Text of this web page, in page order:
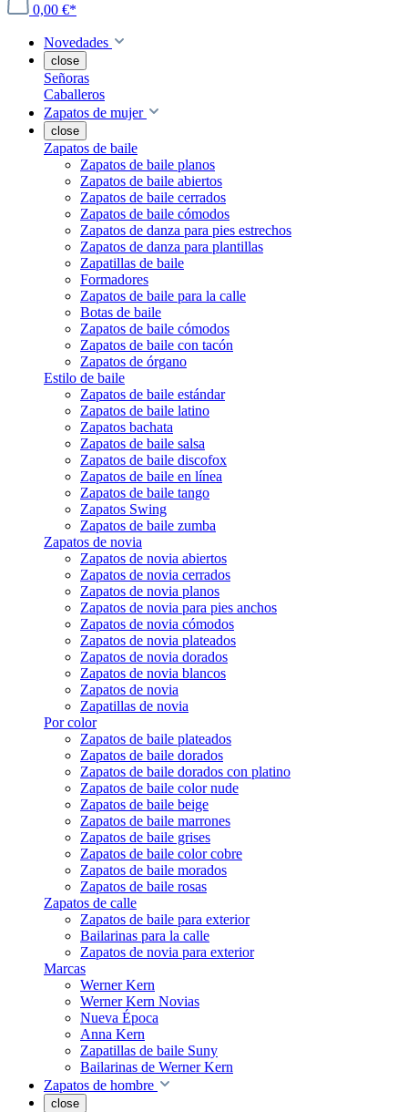
0,00 €*
Novedades
close
Señoras
Caballeros
Zapatos de mujer
close
Zapatos de baile
Zapatos de baile planos
Zapatos de baile abiertos
Zapatos de baile cerrados
Zapatos de baile cómodos
Zapatos de danza para pies estrechos
Zapatos de danza para plantillas
Zapatillas de baile
Formadores
Zapatos de baile para la calle
Botas de baile
Zapatos de baile cómodos
Zapatos de baile con tacón
Zapatos de órgano
Estilo de baile
Zapatos de baile estándar
Zapatos de baile latino
Zapatos bachata
Zapatos de baile salsa
Zapatos de baile discofox
Zapatos de baile en línea
Zapatos de baile tango
Zapatos Swing
Zapatos de baile zumba
Zapatos de novia
Zapatos de novia abiertos
Zapatos de novia cerrados
Zapatos de novia planos
Zapatos de novia para pies anchos
Zapatos de novia cómodos
Zapatos de novia plateados
Zapatos de novia dorados
Zapatos de novia blancos
Zapatos de novia
Zapatillas de novia
Por color
Zapatos de baile plateados
Zapatos de baile dorados
Zapatos de baile dorados con platino
Zapatos de baile color nude
Zapatos de baile beige
Zapatos de baile marrones
Zapatos de baile grises
Zapatos de baile color cobre
Zapatos de baile morados
Zapatos de baile rosas
Zapatos de calle
Zapatos de baile para exterior
Bailarinas para la calle
Zapatos de novia para exterior
Marcas
Werner Kern
Werner Kern Novias
Nueva Época
Anna Kern
Zapatillas de baile Suny
Bailarinas de Werner Kern
Zapatos de hombre
close